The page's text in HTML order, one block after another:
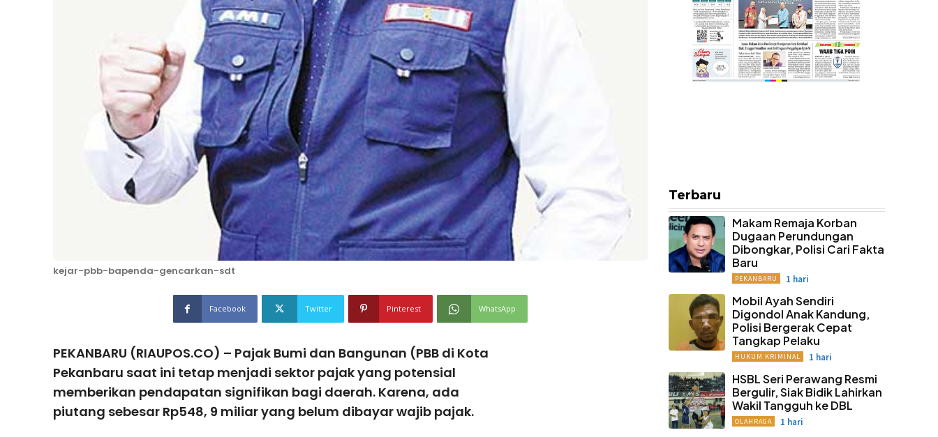
kejar-pbb-bapenda-gencarkan-sdt
Facebook Twitter Pinterest WhatsApp
PEKANBARU (RIAUPOS.CO) – Pajak Bumi dan Bangunan (PBB di Kota
Pekanbaru saat ini tetap menjadi sektor pajak yang potensial
memberikan pendapatan signifikan bagi daerah. Karena, ada
piutang sebesar Rp548, 9 miliar yang belum dibayar wajib pajak.
Terbaru
Makam Remaja Korban
Dugaan Perundungan
Dibongkar, Polisi Cari Fakta
Baru
PEKANBARU 1 hari
Mobil Ayah Sendiri
Digondol Anak Kandung,
Polisi Bergerak Cepat
Tangkap Pelaku
HUKUM KRIMINAL 1 hari
HSBL Seri Perawang Resmi
Bergulir, Siak Bidik Lahirkan
Wakil Tangguh ke DBL
OLAHRAGA 1 hari